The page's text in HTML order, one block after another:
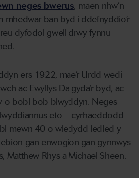
neges bwerus, maen nhw’n
mhedwar ban byd i ddefnyddio’r
dyfodol gwell drwy fynnu
ers 1922, mae’r Urdd wedi
ac Ewyllys Da gyda’r byd, ac
o bobl bob blwyddyn. Neges
eto – cyrhaeddodd
mewn 40 o wledydd ledled y
gan enwogion gan gynnwys
Matthew Rhys a Michael Sheen.